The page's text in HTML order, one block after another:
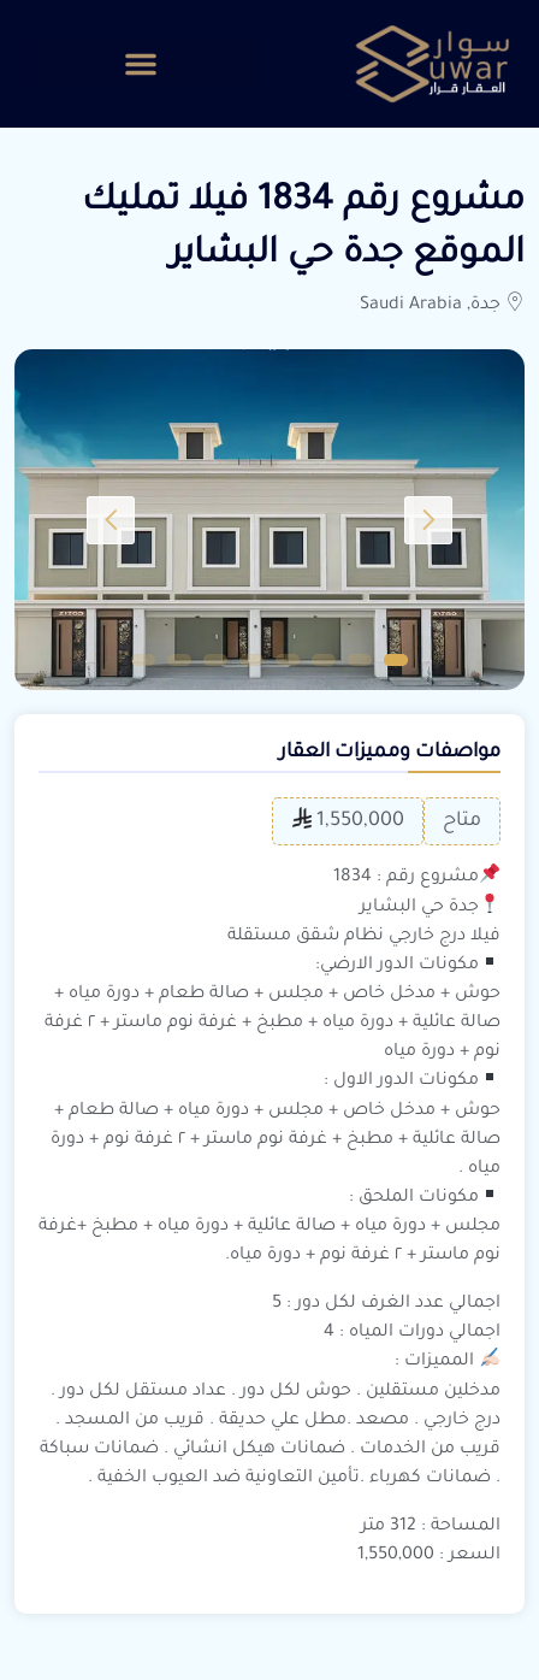
مشروع رقم 1834 فيلا تمليك
الموقع جدة حي البشاير
جدة, Saudi Arabia
مواصفات ومميزات العقار
متاح 1,550,000
مشروع رقم : 1834
جدة حي البشاير
فيلا درج خارجي نظام شقق مستقلة
مكونات الدور الارضي:
حوش + مدخل خاص + مجلس + صالة طعام + دورة مياه +
صالة عائلية + دورة مياه + مطبخ + غرفة نوم ماستر + ٢ غرفة
نوم + دورة مياه
مكونات الدور الاول :
حوش + مدخل خاص + مجلس + دورة مياه + صالة طعام +
صالة عائلية + مطبخ + غرفة نوم ماستر + ٢ غرفة نوم + دورة
مياه .
مكونات الملحق :
مجلس + دورة مياه + صالة عائلية + دورة مياه + مطبخ +غرفة
نوم ماستر + ٢ غرفة نوم + دورة مياه.
اجمالي عدد الغرف لكل دور : 5
اجمالي دورات المياه : 4
المميزات :
مدخلين مستقلين . حوش لكل دور . عداد مستقل لكل دور .
درج خارجي . مصعد .مطل علي حديقة . قريب من المسجد .
قريب من الخدمات . ضمانات هيكل انشائي . ضمانات سباكة
. ضمانات كهرباء .تأمين التعاونية ضد العيوب الخفية .
المساحة : 312 متر
السعر : 1,550,000